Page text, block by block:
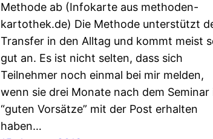
Methode ab (Infokarte aus methoden-
kartothek.de) Die Methode unterstützt
Transfer in den Alltag und kommt meist
gut an. Es ist nicht selten, dass sich
Teilnehmer noch einmal bei mir melden,
wenn sie drei Monate nach dem Seminar
“guten Vorsätze” mit der Post erhalten
haben…